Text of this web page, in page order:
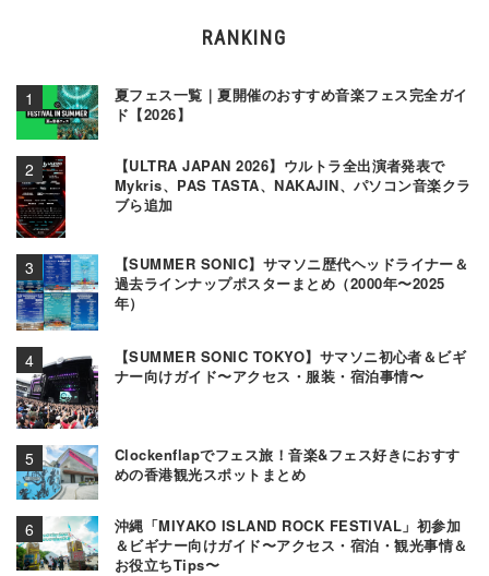
RANKING
夏フェス一覧｜夏開催のおすすめ音楽フェス完全ガイ
ド【2026】
【ULTRA JAPAN 2026】ウルトラ全出演者発表で
Mykris、PAS TASTA、NAKAJIN、パソコン音楽クラ
ブら追加
【SUMMER SONIC】サマソニ歴代ヘッドライナー＆
過去ラインナップポスターまとめ（2000年〜2025
年）
【SUMMER SONIC TOKYO】サマソニ初心者＆ビギ
ナー向けガイド〜アクセス・服装・宿泊事情〜
Clockenflapでフェス旅！音楽&フェス好きにおすす
めの香港観光スポットまとめ
沖縄「MIYAKO ISLAND ROCK FESTIVAL」初参加
＆ビギナー向けガイド〜アクセス・宿泊・観光事情＆
お役立ちTips〜